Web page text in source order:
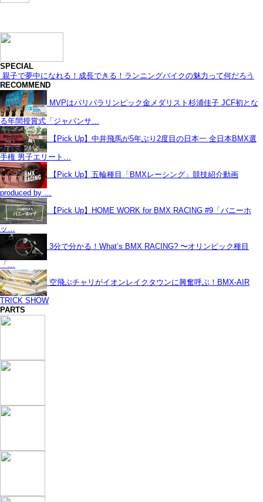
SPECIAL
親子で夢中になれる！成長できる！ランニングバイクの魅力って何だろう
RECOMMEND
MVPはパリパラリンピック金メダリスト杉浦佳子 JCF初とな
る年間授賞式「ジャパンサ…
【Pick Up】中井飛馬が5年ぶり2度目の日本一 全日本BMX選
手権 男子エリート…
【Pick Up】五輪種目「BMXレーシング」競技紹介動画
produced by …
【Pick Up】HOME WORK for BMX RACING #9「バニーホ
ッ…
3分で分かる！What’s BMX RACING? 〜オリンピック種目
「…
空飛ぶチャリがイオンレイクタウンに興奮呼ぶ！BMX-AIR
TRICK SHOW
PARTS